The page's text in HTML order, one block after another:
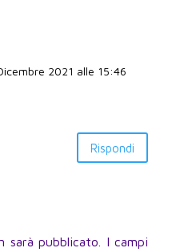
2021 alle 15:46
Rispondi
sarà pubblicato.
I campi